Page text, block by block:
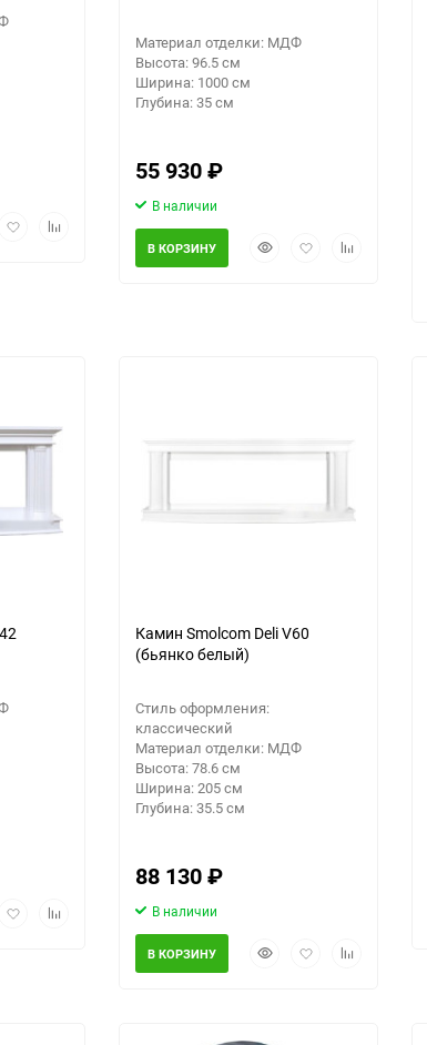
ДобавитьДобавить
Материал отделки: МДФ
Высота: 96.5 см
Ширина: 1000 см
Глубина: 35 см
55 930₽
В наличии
БыстрыйДобавитьДобавить
В КОРЗИНУ
ДобавитьДобавить
Камин Smolcom Deli V60
(бьянко белый)
Стиль оформления:
классический
Материал отделки: МДФ
Высота: 78.6 см
Ширина: 205 см
Глубина: 35.5 см
88 130₽
В наличии
БыстрыйДобавитьДобавить
В КОРЗИНУ